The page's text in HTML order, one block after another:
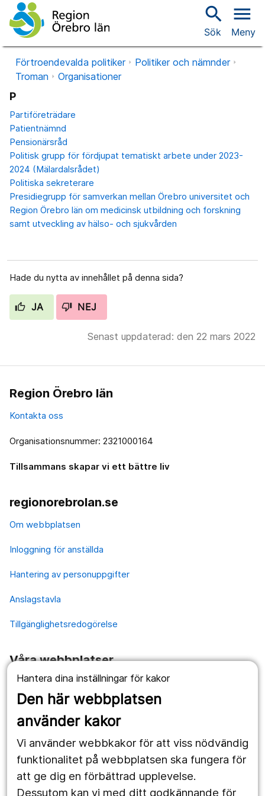
Hantera dina inställningar för kakor
Den här webbplatsen
använder kakor
Vi använder webbkakor för att viss nödvändig
funktionalitet på webbplatsen ska fungera för
att ge dig en förbättrad upplevelse.
Dessutom kan vi med ditt godkännande för
search
Sök
menu
Meny
Förtroendevalda politiker
Politiker och nämnder
Troman
Organisationer
P
Partiföreträdare
Patientnämnd
Pensionärsråd
Politisk grupp för fördjupat tematiskt arbete under 2023-
2024 (Mälardalsrådet)
Politiska sekreterare
Presidiegrupp för samverkan mellan Örebro universitet och
Region Örebro län om medicinsk utbildning och forskning
samt utveckling av hälso- och sjukvården
Hade du nytta av innehållet på denna sida?
JA NEJ
Senast uppdaterad: den 22 mars 2022
Region Örebro län
Kontakta oss
Organisationsnummer: 2321000164
Tillsammans skapar vi ett bättre liv
regionorebrolan.se
Om webbplatsen
Inloggning för anställda
Hantering av personuppgifter
Anslagstavla
Tillgänglighetsredogörelse
Våra webbplatser
1177.se
Länstrafiken
Utveckling